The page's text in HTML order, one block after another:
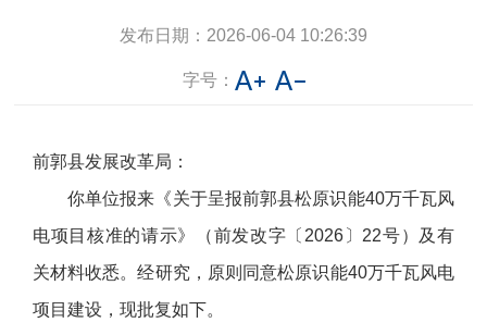
发布日期： 2026-06-04 10:26:39
字号：
前郭县发展改革局：
你单位报来《关于呈报前郭县松原识能40万千瓦风
电项目核准的请示》（前发改字〔2026〕22号）及有
关材料收悉。经研究，原则同意松原识能40万千瓦风电
项目建设，现批复如下。